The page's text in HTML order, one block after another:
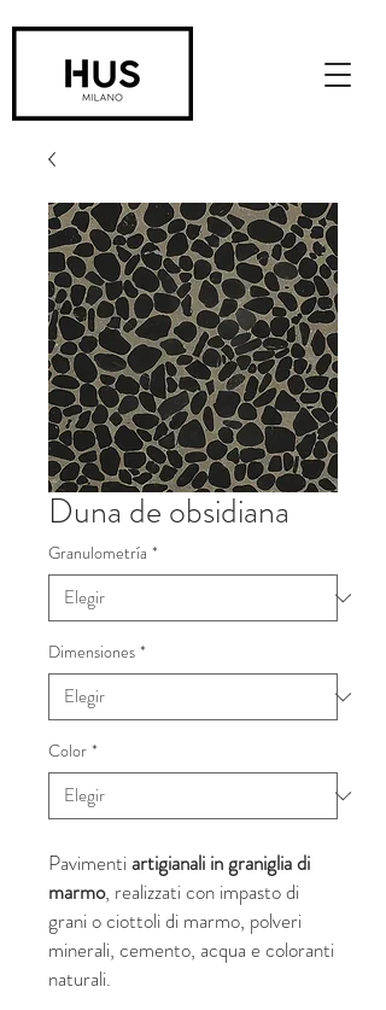
Duna de obsidiana
Granulometría *
Dimensiones *
Color *
Pavimentiartigianali in graniglia di
marmo, realizzati con impasto di
grani o ciottoli di marmo, polveri
minerali, cemento, acqua e coloranti
naturali.